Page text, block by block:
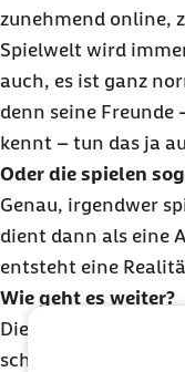
zunehmend online,
Spielwelt wird
auch, es ist ganz
denn seine Freunde
kennt – tun das ja
Oder die spielen
Genau, irgendwer
dient dann als eine
entsteht eine
Wie geht es weiter?
Die Betroffenen
schaffen sie das